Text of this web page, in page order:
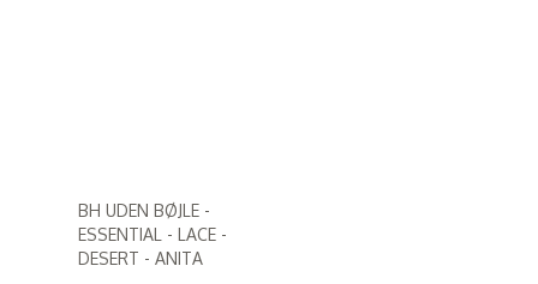
BH UDEN BØJLE -
ESSENTIAL - LACE -
DESERT - ANITA